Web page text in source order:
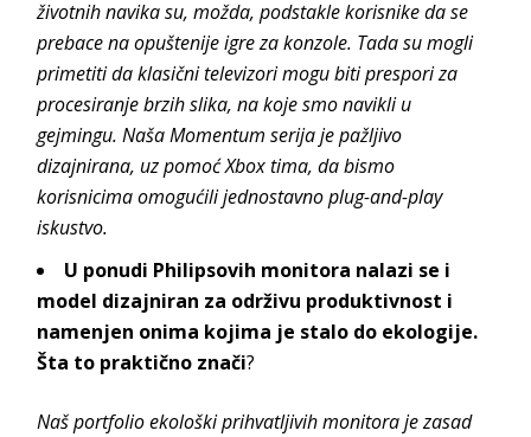
životnih navika su, možda, podstakle korisnike da se
prebace na opuštenije igre za konzole. Tada su mogli
primetiti da klasični televizori mogu biti prespori za
procesiranje brzih slika, na koje smo navikli u
gejmingu. Naša Momentum serija je pažljivo
dizajnirana, uz pomoć Xbox tima, da bismo
korisnicima omogućili jednostavno plug-and-play
iskustvo.
U ponudi Philipsovih monitora nalazi se i
model dizajniran za održivu produktivnost i
namenjen onima kojima je stalo do ekologije.
Šta to praktično znači?
Naš portfolio ekološki prihvatljivih monitora je zasad